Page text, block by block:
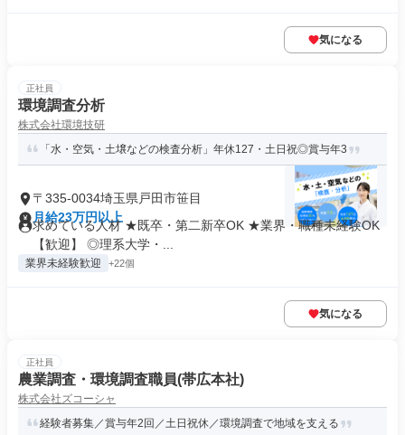
気になる
正社員
環境調査分析
株式会社環境技研
「水・空気・土壌などの検査分析」年休127・土日祝◎賞与年3
〒335-0034埼玉県戸田市笹目
月給23万円以上
求めている人材 ★既卒・第二新卒OK ★業界・職種未経験OK
【歓迎】 ◎理系大学・...
業界未経験歓迎 +22個
気になる
正社員
農業調査・環境調査職員(帯広本社)
株式会社ズコーシャ
経験者募集／賞与年2回／土日祝休／環境調査で地域を支える